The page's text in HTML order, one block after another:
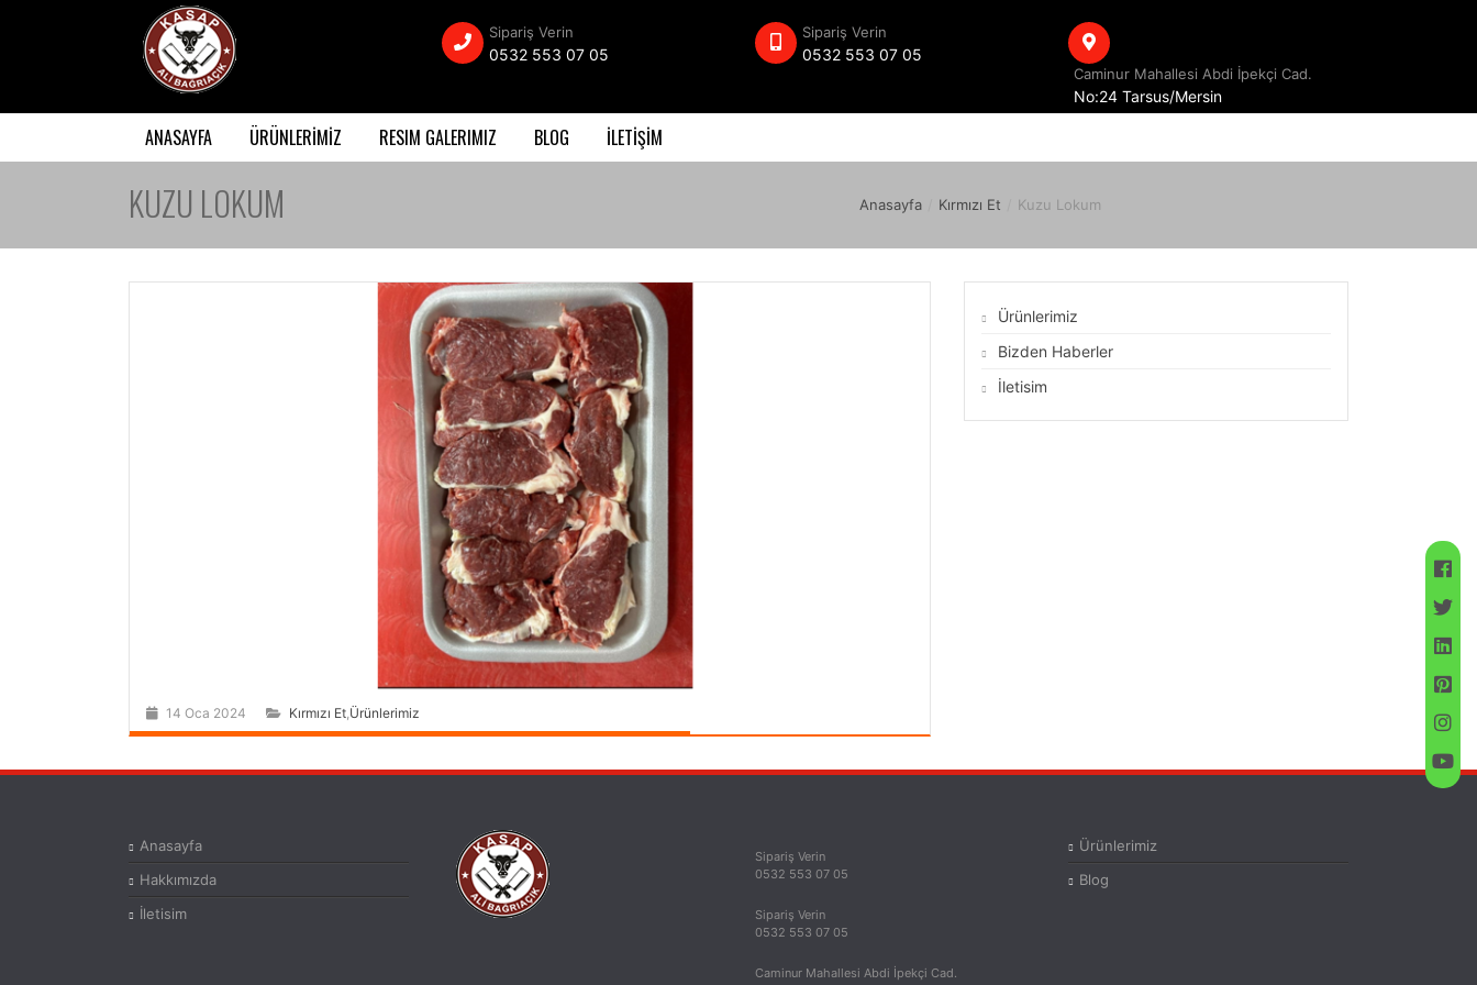
Sipariş Verin
0532 553 07 05
Sipariş Verin
0532 553 07 05
Caminur Mahallesi Abdi İpekçi Cad.
No:24 Tarsus/Mersin
ANASAYFA ÜRÜNLERİMİZ RESIM GALERIMIZ BLOG İLETİŞİM
KUZU LOKUM Anasayfa Kırmızı Et Kuzu Lokum
14 Oca 2024 Kırmızı Et,Ürünlerimiz
Ürünlerimiz
Bizden Haberler
İletisim
Anasayfa
Hakkımızda
İletisim
Sipariş Verin
0532 553 07 05
Sipariş Verin
0532 553 07 05
Caminur Mahallesi Abdi İpekçi Cad.
Ürünlerimiz
Blog